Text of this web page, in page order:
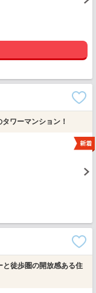
ワーマンション！
と徒歩圏の開放感ある住